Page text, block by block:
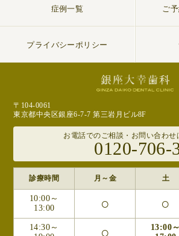
症例一覧 ご
プライバシーポリシー
〒104-0061
東京都中央区銀座6-7-7 第三岩月ビル8F
お電話でのご相談・お問い合わせ
0120-706-
診療時間 月～金 土
10:00～
13:00
○ ○
14:30～
○
13:00～